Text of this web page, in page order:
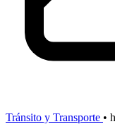
Tránsito y Transporte •